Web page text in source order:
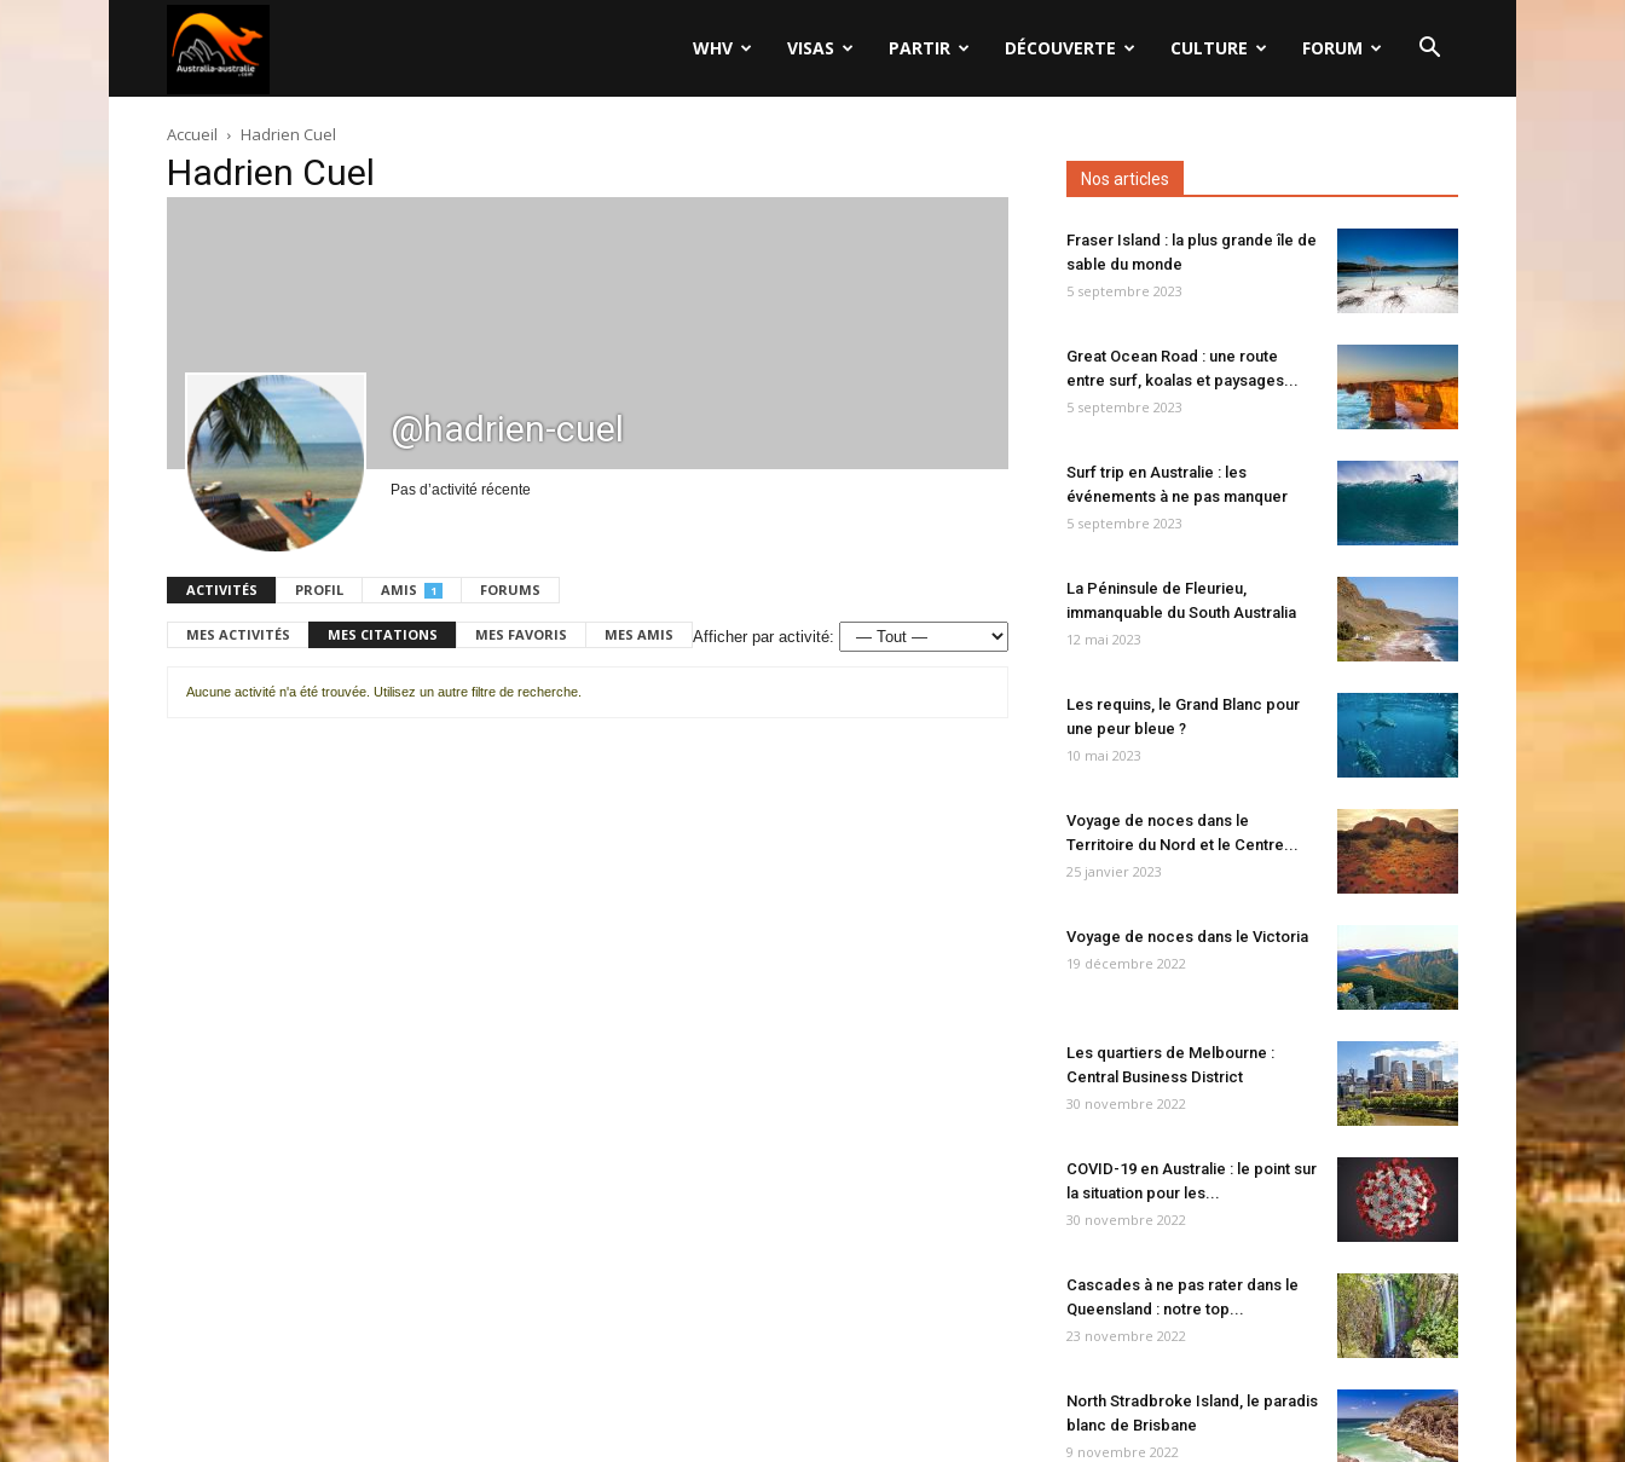
australie.com
WHV VISAS PARTIR DÉCOUVERTE CULTURE FORUM
Accueil Hadrien Cuel
Hadrien Cuel
@hadrien-cuel
Pas d’activité récente
ACTIVITÉS PROFIL AMIS 1 FORUMS
MES ACTIVITÉS MES CITATIONS MES FAVORIS MES AMIS Afficher par activité:
Aucune activité n'a été trouvée. Utilisez un autre filtre de recherche.
Nos articles
Fraser Island : la plus grande île de
sable du monde
5 septembre 2023
Great Ocean Road : une route
entre surf, koalas et paysages...
5 septembre 2023
Surf trip en Australie : les
événements à ne pas manquer
5 septembre 2023
La Péninsule de Fleurieu,
immanquable du South Australia
12 mai 2023
Les requins, le Grand Blanc pour
une peur bleue ?
10 mai 2023
Voyage de noces dans le
Territoire du Nord et le Centre...
25 janvier 2023
Voyage de noces dans le Victoria
19 décembre 2022
Les quartiers de Melbourne :
Central Business District
30 novembre 2022
COVID-19 en Australie : le point sur
la situation pour les...
30 novembre 2022
Cascades à ne pas rater dans le
Queensland : notre top...
23 novembre 2022
North Stradbroke Island, le paradis
blanc de Brisbane
9 novembre 2022